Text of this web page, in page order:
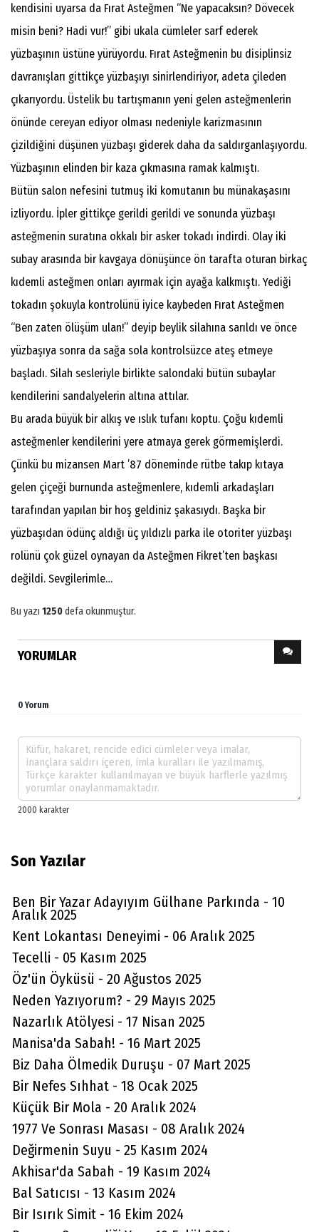
kendisini uyarsa da Fırat Asteğmen “Ne yapacaksın? Dövecek
misin beni? Hadi vur!” gibi ukala cümleler sarf ederek
yüzbaşının üstüne yürüyordu. Fırat Asteğmenin bu disiplinsiz
davranışları gittikçe yüzbaşıyı sinirlendiriyor, adeta çileden
çıkarıyordu. Üstelik bu tartışmanın yeni gelen asteğmenlerin
önünde cereyan ediyor olması nedeniyle karizmasının
çizildiğini düşünen yüzbaşı giderek daha da saldırganlaşıyordu.
Yüzbaşının elinden bir kaza çıkmasına ramak kalmıştı.
Bütün salon nefesini tutmuş iki komutanın bu münakaşasını
izliyordu. İpler gittikçe gerildi gerildi ve sonunda yüzbaşı
asteğmenin suratına okkalı bir asker tokadı indirdi. Olay iki
subay arasında bir kavgaya dönüşünce ön tarafta oturan birkaç
kıdemli asteğmen onları ayırmak için ayağa kalkmıştı. Yediği
tokadın şokuyla kontrolünü iyice kaybeden Fırat Asteğmen
“Ben zaten ölüşüm ulan!” deyip beylik silahına sarıldı ve önce
yüzbaşıya sonra da sağa sola kontrolsüzce ateş etmeye
başladı. Silah sesleriyle birlikte salondaki bütün subaylar
kendilerini sandalyelerin altına attılar.
Bu arada büyük bir alkış ve ıslık tufanı koptu. Çoğu kıdemli
asteğmenler kendilerini yere atmaya gerek görmemişlerdi.
Çünkü bu mizansen Mart ’87 döneminde rütbe takıp kıtaya
gelen çiçeği burnunda asteğmenlere, kıdemli arkadaşları
tarafından yapılan bir hoş geldiniz şakasıydı. Başka bir
yüzbaşıdan ödünç aldığı üç yıldızlı parka ile otoriter yüzbaşı
rolünü çok güzel oynayan da Asteğmen Fikret’ten başkası
değildi. Sevgilerimle…
Bu yazı 1250defa okunmuştur.
YORUMLAR
0 Yorum
Son Yazılar
Ben Bir Yazar Adayıyım Gülhane Parkında - 10
Aralık 2025
Kent Lokantası Deneyimi - 06 Aralık 2025
Tecelli - 05 Kasım 2025
Öz'ün Öyküsü - 20 Ağustos 2025
Neden Yazıyorum? - 29 Mayıs 2025
Nazarlık Atölyesi - 17 Nisan 2025
Manisa'da Sabah! - 16 Mart 2025
Biz Daha Ölmedik Duruşu - 07 Mart 2025
Bir Nefes Sıhhat - 18 Ocak 2025
Küçük Bir Mola - 20 Aralık 2024
1977 Ve Sonrası Masası - 08 Aralık 2024
Değirmenin Suyu - 25 Kasım 2024
Akhisar'da Sabah - 19 Kasım 2024
Bal Satıcısı - 13 Kasım 2024
Bir Isırık Simit - 16 Ekim 2024